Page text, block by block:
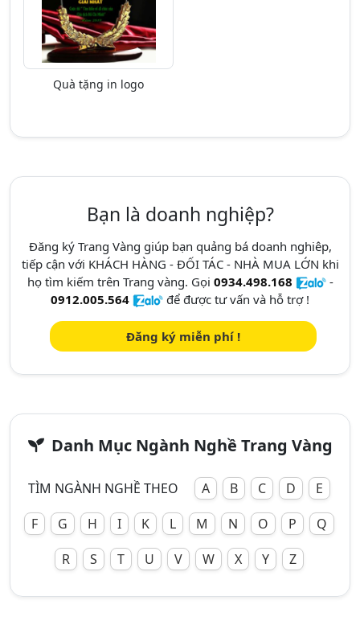
Quà tặng in logo
Bạn là doanh nghiệp?
Đăng ký Trang Vàng giúp bạn quảng bá doanh nghiêp,
tiếp cận với KHÁCH HÀNG - ĐỐI TÁC - NHÀ MUA LỚN khi
họ tìm kiếm trên Trang vàng. Gọi 0934.498.168
-
0912.005.564
để được tư vấn và hỗ trợ !
Đăng ký miễn phí !
Danh Mục Ngành Nghề Trang Vàng
TÌM NGÀNH NGHỀ THEO A B C D
E
F
G H I K L M N O P
Q
R
S T U V W X Y Z